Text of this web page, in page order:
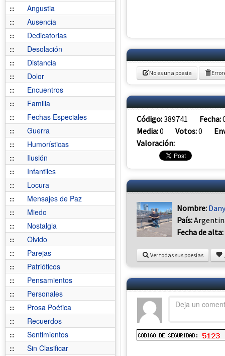
::
Angustia
::
Ausencia
::
Dedicatorias
::
Desolación
::
Distancia
::
Dolor
::
Encuentros
::
Familia
::
Fechas Especiales
::
Guerra
::
Humorísticas
::
Ilusión
::
Infantiles
::
Locura
::
Mensajes de Paz
::
Miedo
::
Nostalgia
::
Olvido
::
Parejas
::
Patrióticos
::
Pensamientos
::
Personales
::
Prosa Poética
::
Recuerdos
::
Sentimientos
::
Sin Clasificar
No es una poesia
Código:389741 Fecha:
Media:0 Votos:0
Valoración:
Nombre: Dany
País:
Fecha de alta:
Ver todas sus poesías